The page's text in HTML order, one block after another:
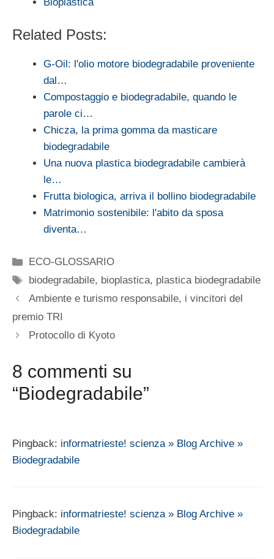
Bioplastica
Related Posts:
G-Oil: l'olio motore biodegradabile proveniente
dal…
Compostaggio e biodegradabile, quando le
parole ci…
Chicza, la prima gomma da masticare
biodegradabile
Una nuova plastica biodegradabile cambierà
le…
Frutta biologica, arriva il bollino biodegradabile
Matrimonio sostenibile: l'abito da sposa
diventa…
Categorie
ECO-GLOSSARIO
Tag
biodegradabile, bioplastica, plastica biodegradabile
Ambiente e turismo responsabile, i vincitori del
premio TRI
Protocollo di Kyoto
8 commenti su
“Biodegradabile”
Pingback: informatrieste! scienza » Blog Archive »
Biodegradabile
Pingback: informatrieste! scienza » Blog Archive »
Biodegradabile